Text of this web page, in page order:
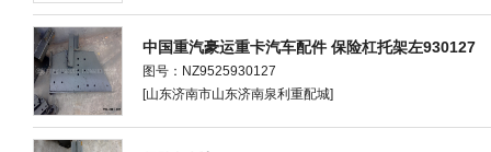
中国重汽豪运重卡汽车配件 保险杠托架左930127
图号：NZ9525930127
[山东济南市山东济南泉利重配城]